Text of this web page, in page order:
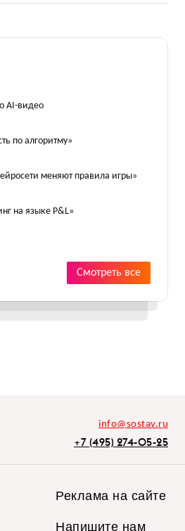
AI-видео
по алгоритму»
меняют правила игры»
на языке P&L»
Смотреть все
info@sostav.ru
+7 (495) 274-05-25
Реклама на сайте
Напишите нам